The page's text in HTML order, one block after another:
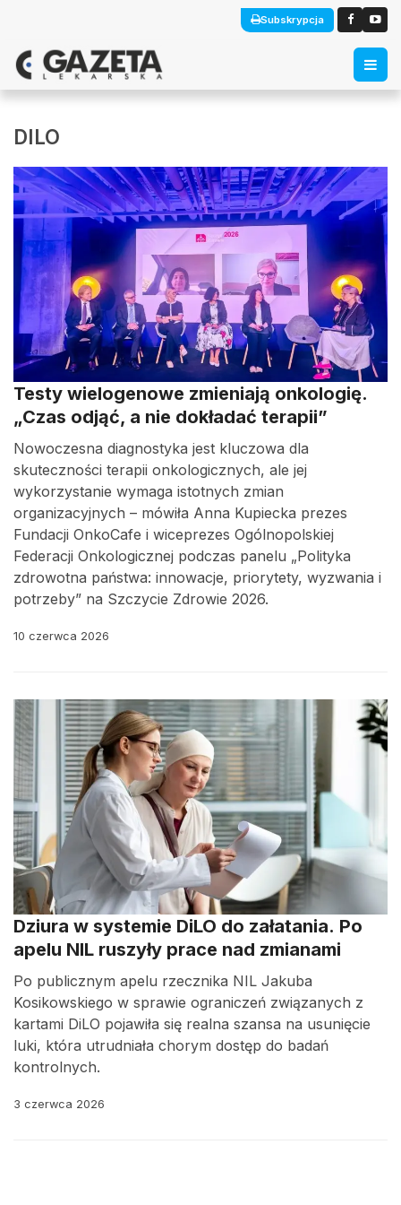
Subskrypcja
DILO
Testy wielogenowe zmieniają onkologię.
„Czas odjąć, a nie dokładać terapii”
Nowoczesna diagnostyka jest kluczowa dla
skuteczności terapii onkologicznych, ale jej
wykorzystanie wymaga istotnych zmian
organizacyjnych – mówiła Anna Kupiecka prezes
Fundacji OnkoCafe i wiceprezes Ogólnopolskiej
Federacji Onkologicznej podczas panelu „Polityka
zdrowotna państwa: innowacje, priorytety, wyzwania i
potrzeby” na Szczycie Zdrowie 2026.
10 czerwca 2026
Dziura w systemie DiLO do załatania. Po
apelu NIL ruszyły prace nad zmianami
Po publicznym apelu rzecznika NIL Jakuba
Kosikowskiego w sprawie ograniczeń związanych z
kartami DiLO pojawiła się realna szansa na usunięcie
luki, która utrudniała chorym dostęp do badań
kontrolnych.
3 czerwca 2026